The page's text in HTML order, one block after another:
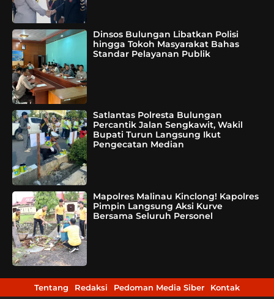
Dinsos Bulungan Libatkan Polisi
hingga Tokoh Masyarakat Bahas
Standar Pelayanan Publik
Satlantas Polresta Bulungan
Percantik Jalan Sengkawit, Wakil
Bupati Turun Langsung Ikut
Pengecatan Median
Mapolres Malinau Kinclong! Kapolres
Pimpin Langsung Aksi Kurve
Bersama Seluruh Personel
Tentang Redaksi Pedoman Media Siber Kontak